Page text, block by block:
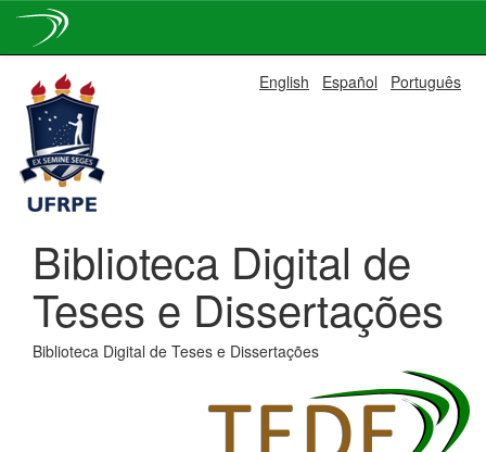
navigation
English Español Português
Biblioteca Digital de
Teses e Dissertações
Biblioteca Digital de Teses e Dissertações